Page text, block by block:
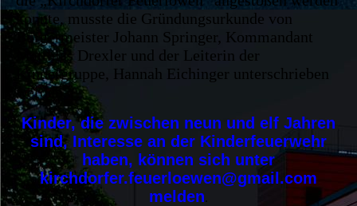
konnte, musste die Gründungsurkunde von
Bürgermeister Johann Springer, Kommandant
Matthias Drexler und der Leiterin der
Kindergruppe, Hannah Eichinger unterschrieben
werden.
Kinder, die zwischen neun und elf Jahren
sind, Interesse an der Kinderfeuerwehr
haben, können sich unter
kirchdorfer.feuerloewen@gmail.com
melden